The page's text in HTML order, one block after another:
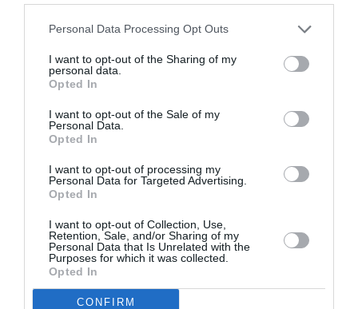
Personal Data Processing Opt Outs
I want to opt-out of the Sharing of my
personal data.
Opted In
I want to opt-out of the Sale of my
Personal Data.
Opted In
I want to opt-out of processing my
Personal Data for Targeted Advertising.
Opted In
I want to opt-out of Collection, Use,
Retention, Sale, and/or Sharing of my
Personal Data that Is Unrelated with the
Purposes for which it was collected.
Opted In
CONFIRM
România. Soarta capitalismului românesc apare
pecetluită.
Am circulat în România și cu taxiul.
Toți taximetriștii
rutier interzice șofatul în șlapi, cu atât mai mult
această bună regulă de siguranță a circulației ar
trebui respectată în transportul public. Nu mai
contează că ascultă manele și fumează, că modifică
aparatele de taxat sau nu le pun deloc, că n-au
niciodată rest sau dau dovadă de bădărănie. O